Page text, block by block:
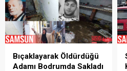
Bıçaklayarak Öldürdüğü
Adamı Bodrumda Sakladı